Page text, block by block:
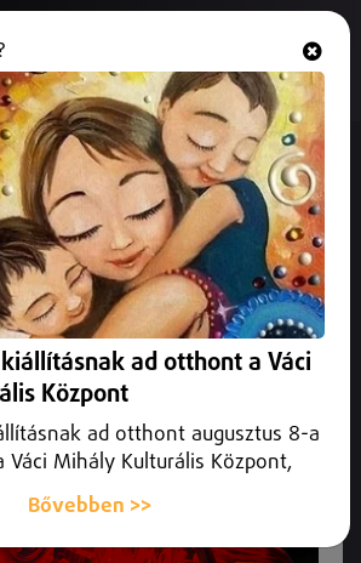
előírás lép életbe az
előírás lép életbe az
ad otthont a Váci
Központ
ad otthont augusztus 8-a
Váci Mihály Kulturális Központ,
Bővebben >>